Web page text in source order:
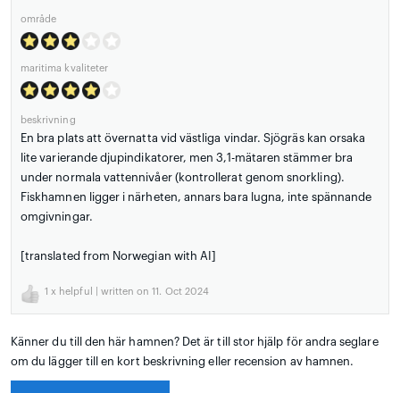
område
maritima kvaliteter
beskrivning
En bra plats att övernatta vid västliga vindar. Sjögräs kan orsaka
lite varierande djupindikatorer, men 3,1-mätaren stämmer bra
under normala vattennivåer (kontrollerat genom snorkling).
Fiskhamnen ligger i närheten, annars bara lugna, inte spännande
omgivningar.
[translated from Norwegian with AI]
1 x helpful | written on 11. Oct 2024
Känner du till den här hamnen? Det är till stor hjälp för andra seglare
om du lägger till en kort beskrivning eller recension av hamnen.